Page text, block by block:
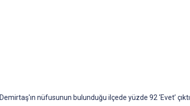
Demirtaş'ın nüfusunun bulunduğu ilçede yüzde 92 ‘Evet’ çıktı